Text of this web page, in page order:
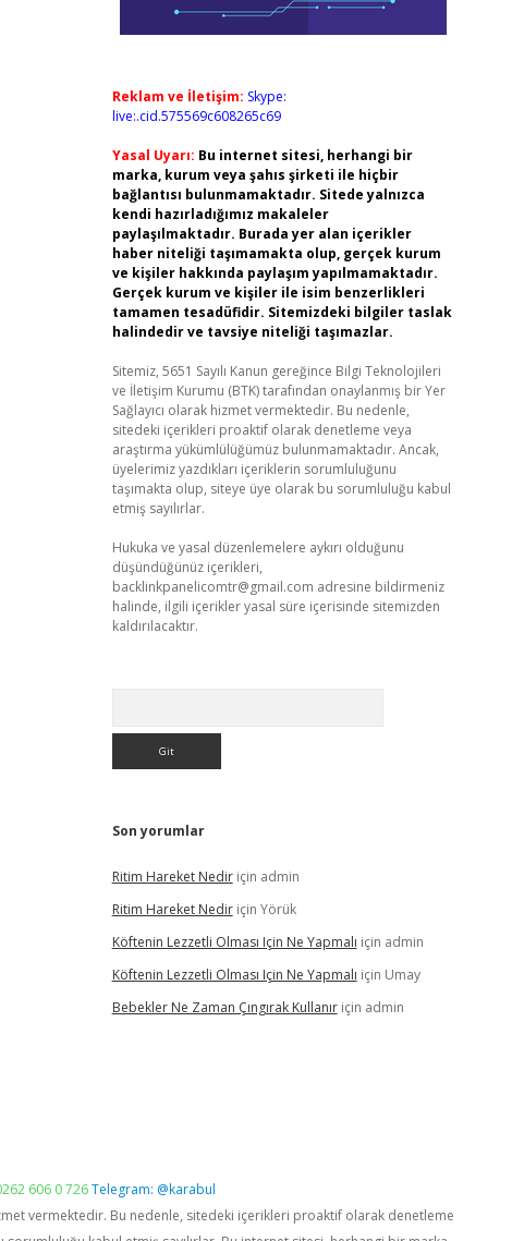
Reklam ve İletişim: Skype:
live:.cid.575569c608265c69
Yasal Uyarı: Bu internet sitesi, herhangi bir
marka, kurum veya şahıs şirketi ile hiçbir
bağlantısı bulunmamaktadır. Sitede yalnızca
kendi hazırladığımız makaleler
paylaşılmaktadır. Burada yer alan içerikler
haber niteliği taşımamakta olup, gerçek kurum
ve kişiler hakkında paylaşım yapılmamaktadır.
Gerçek kurum ve kişiler ile isim benzerlikleri
tamamen tesadüfidir. Sitemizdeki bilgiler taslak
halindedir ve tavsiye niteliği taşımazlar.
Sitemiz, 5651 Sayılı Kanun gereğince Bilgi Teknolojileri
ve İletişim Kurumu (BTK) tarafından onaylanmış bir Yer
Sağlayıcı olarak hizmet vermektedir. Bu nedenle,
sitedeki içerikleri proaktif olarak denetleme veya
araştırma yükümlülüğümüz bulunmamaktadır. Ancak,
üyelerimiz yazdıkları içeriklerin sorumluluğunu
taşımakta olup, siteye üye olarak bu sorumluluğu kabul
etmiş sayılırlar.
Hukuka ve yasal düzenlemelere aykırı olduğunu
düşündüğünüz içerikleri,
backlinkpanelicomtr@gmail.com adresine bildirmeniz
halinde, ilgili içerikler yasal süre içerisinde sitemizden
kaldırılacaktır.
Son yorumlar
Ritim Hareket Nediriçin admin
Ritim Hareket Nediriçin Yörük
Köftenin Lezzetli Olması Için Ne Yapmalı için admin
Köftenin Lezzetli Olması Için Ne Yapmalı için Umay
Bebekler Ne Zaman Çıngırak Kullanıriçin admin
606 0 726Telegram: @karabul
vermektedir. Bu nedenle, sitedeki içerikleri proaktif olarak denetleme